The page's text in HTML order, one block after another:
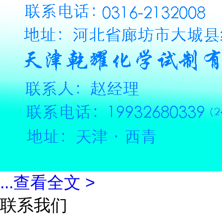
...查看全文 >
联系我们